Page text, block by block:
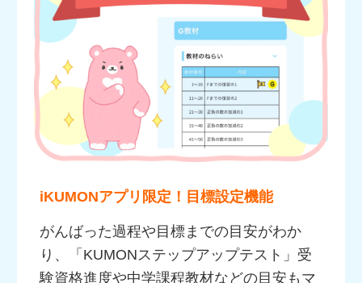
iKUMONアプリ限定！目標設定機能
がんばった過程や目標までの目安がわか
り、「KUMONステップアップテスト」受
験資格進度や中学課程教材などの目安もマ